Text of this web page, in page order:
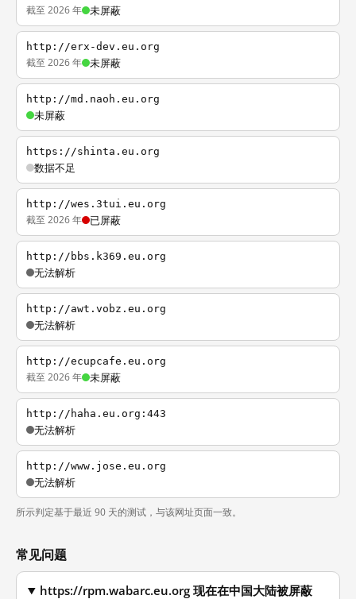
截至 2026 年 未屏蔽
http://erx-dev.eu.org
截至 2026 年 未屏蔽
http://md.naoh.eu.org
未屏蔽
https://shinta.eu.org
数据不足
http://wes.3tui.eu.org
截至 2026 年 已屏蔽
http://bbs.k369.eu.org
无法解析
http://awt.vobz.eu.org
无法解析
http://ecupcafe.eu.org
截至 2026 年 未屏蔽
http://haha.eu.org:443
无法解析
http://www.jose.eu.org
无法解析
所示判定基于最近 90 天的测试，与该网址页面一致。
常见问题
https://rpm.wabarc.eu.org 现在在中国大陆被屏蔽